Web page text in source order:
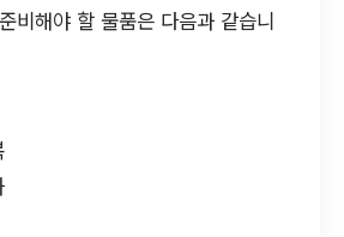
비해야 할 물품은 다음과 같습니